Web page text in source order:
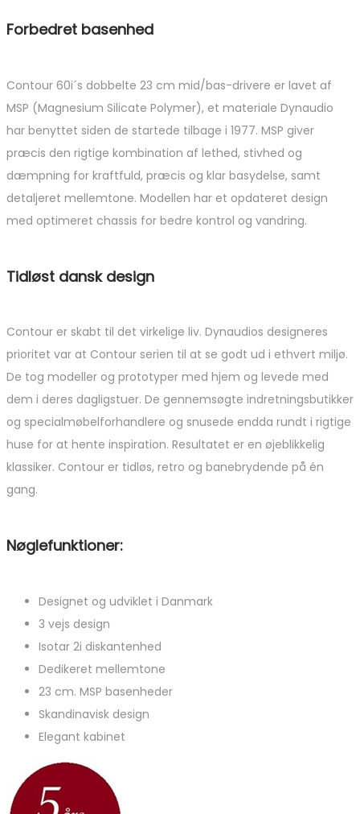
Forbedret basenhed
Contour 60i´s dobbelte 23 cm mid/bas-drivere er lavet af
MSP (Magnesium Silicate Polymer), et materiale Dynaudio
har benyttet siden de startede tilbage i 1977. MSP giver
præcis den rigtige kombination af lethed, stivhed og
dæmpning for kraftfuld, præcis og klar basydelse, samt
detaljeret mellemtone. Modellen har et opdateret design
med optimeret chassis for bedre kontrol og vandring.
Tidløst dansk design
Contour er skabt til det virkelige liv. Dynaudios designeres
prioritet var at Contour serien til at se godt ud i ethvert miljø.
De tog modeller og prototyper med hjem og levede med
dem i deres dagligstuer. De gennemsøgte indretningsbutikker
og specialmøbelforhandlere og snusede endda rundt i rigtige
huse for at hente inspiration. Resultatet er en øjeblikkelig
klassiker. Contour er tidløs, retro og banebrydende på én
gang.
Nøglefunktioner:
Designet og udviklet i Danmark
3 vejs design
Isotar 2i diskantenhed
Dedikeret mellemtone
23 cm. MSP basenheder
Skandinavisk design
Elegant kabinet